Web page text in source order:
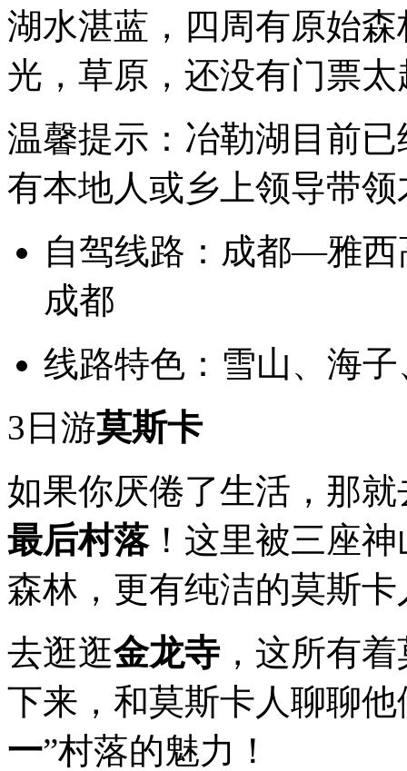
即
去
打
包
行
2
日
游
孟
屯
梦
这
于
西
部
的
一
个
原
始
湖水湛蓝，四周有原始
光，草原，还没有门票
温馨提示：冶勒湖目前
有本地人或乡上领导带
自驾线路：成都—雅
成都
线路特色：雪山、海
3日游莫斯卡
如果你厌倦了生活，那
最后村落！这里被三座
森林，更有纯洁的莫斯卡
去逛逛金龙寺，这所有
下来，和莫斯卡人聊聊
一”村落的魅力！